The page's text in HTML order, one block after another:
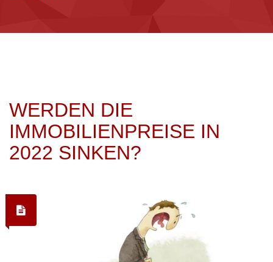
WERDEN DIE
IMMOBILIENPREISE IN
2022 SINKEN?